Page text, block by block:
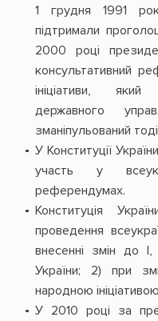
1 грудня 1991
підтримали
2000 році
консультативний
ініціативи,
державного
зманіпульований
У Конституції
участь у
референдумах.
Конституція
проведення
внесенні змін до І,
України; 2) при
народною
У 2010 році за